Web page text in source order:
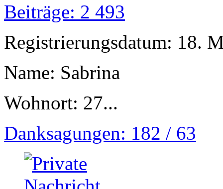
Beiträge: 2 493
Registrierungsdatum: 18.
Name: Sabrina
Wohnort: 27...
Danksagungen: 182 / 63